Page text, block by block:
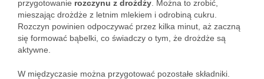
przygotowanie rozczynu z drożdży . Można to zrobić,
mieszając drożdże z letnim mlekiem i odrobiną cukru.
Rozczyn powinien odpoczywać przez kilka minut, aż zaczną
się formować bąbelki, co świadczy o tym, że drożdże są
aktywne.
W międzyczasie można przygotować pozostałe składniki.